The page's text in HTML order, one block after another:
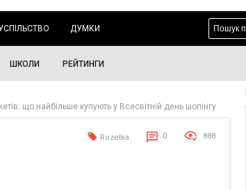
ДУМКИ
ШКОЛИ РЕЙТИНГИ
що найбільше купують у Всесвітній день шопінгу
Rozetka 0 888